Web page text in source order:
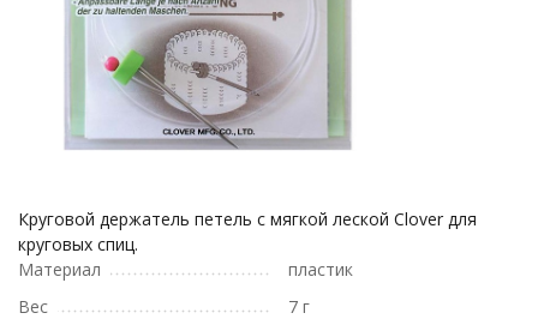
Круговой держатель петель с мягкой леской Clover для
круговых спиц.
Материал
пластик
Вес
7 г